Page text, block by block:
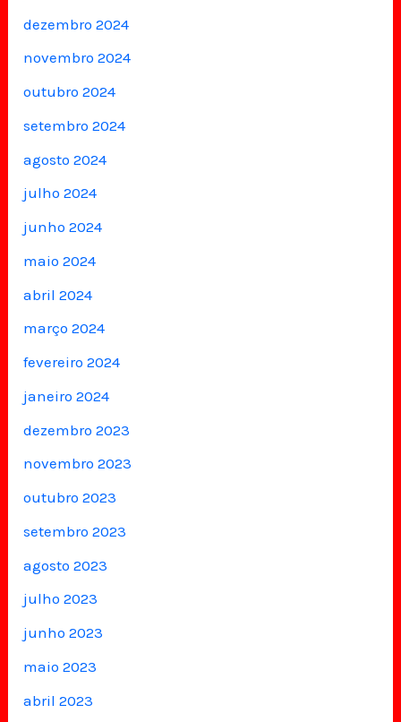
dezembro 2024
novembro 2024
outubro 2024
setembro 2024
agosto 2024
julho 2024
junho 2024
maio 2024
abril 2024
março 2024
fevereiro 2024
janeiro 2024
dezembro 2023
novembro 2023
outubro 2023
setembro 2023
agosto 2023
julho 2023
junho 2023
maio 2023
abril 2023